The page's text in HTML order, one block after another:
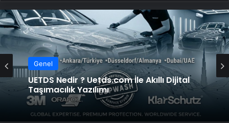
Genel
UETDS Nedir ? Uetds.com İle Akıllı Dijital
Taşımacılık Yazılımı